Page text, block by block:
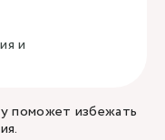
и
поможет избежать